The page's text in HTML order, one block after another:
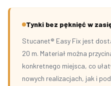
Tynki bez pęknięć w
Stucanet® Easy Fix jest
20 m. Materiał można
konkretnego miejsca, co
nowych realizacjach, jak i